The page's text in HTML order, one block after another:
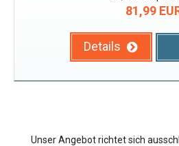
81,99
Details
Unser Angebot richtet sich